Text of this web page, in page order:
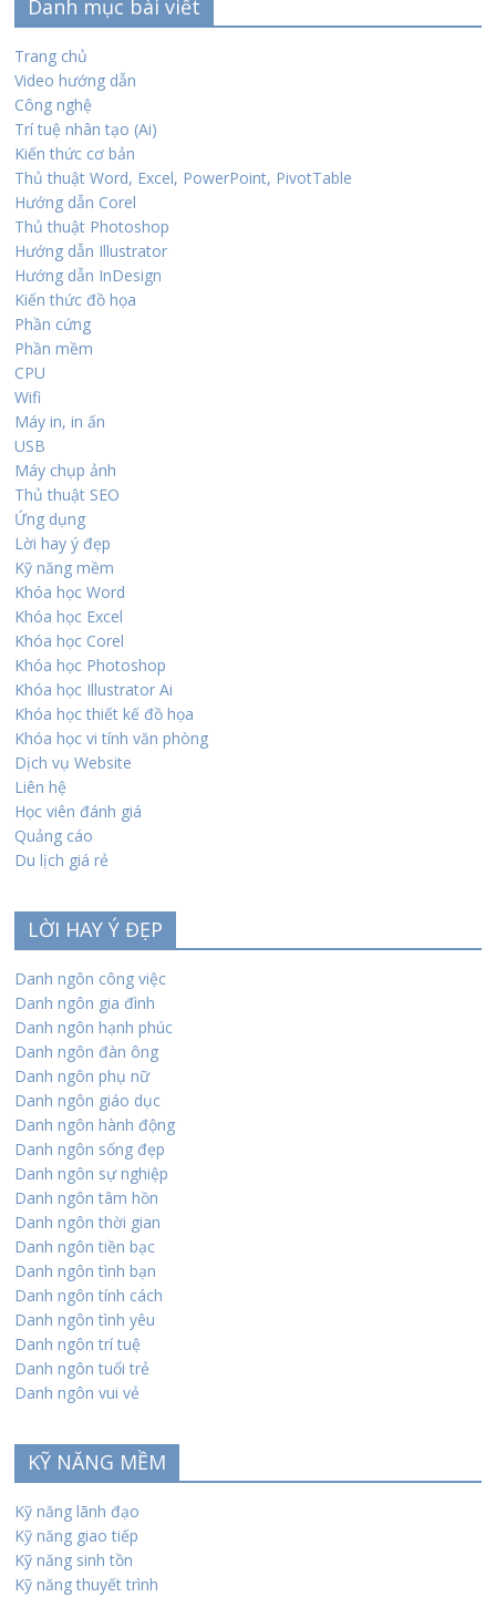
Danh mục bài viết
Trang chủ
Video hướng dẫn
Công nghệ
Trí tuệ nhân tạo (Ai)
Kiến thức cơ bản
Thủ thuật Word, Excel, PowerPoint, PivotTable
Hướng dẫn Corel
Thủ thuật Photoshop
Hướng dẫn Illustrator
Hướng dẫn InDesign
Kiến thức đồ họa
Phần cứng
Phần mềm
CPU
Wifi
Máy in, in ấn
USB
Máy chụp ảnh
Thủ thuật SEO
Ứng dụng
Lời hay ý đẹp
Kỹ năng mềm
Khóa học Word
Khóa học Excel
Khóa học Corel
Khóa học Photoshop
Khóa học Illustrator Ai
Khóa học thiết kế đồ họa
Khóa học vi tính văn phòng
Dịch vụ Website
Liên hệ
Học viên đánh giá
Quảng cáo
Du lịch giá rẻ
LỜI HAY Ý ĐẸP
Danh ngôn công việc
Danh ngôn gia đình
Danh ngôn hạnh phúc
Danh ngôn đàn ông
Danh ngôn phụ nữ
Danh ngôn giáo dục
Danh ngôn hành động
Danh ngôn sống đẹp
Danh ngôn sự nghiệp
Danh ngôn tâm hồn
Danh ngôn thời gian
Danh ngôn tiền bạc
Danh ngôn tình bạn
Danh ngôn tính cách
Danh ngôn tình yêu
Danh ngôn trí tuệ
Danh ngôn tuổi trẻ
Danh ngôn vui vẻ
KỸ NĂNG MỀM
Kỹ năng lãnh đạo
Kỹ năng giao tiếp
Kỹ năng sinh tồn
Kỹ năng thuyết trình